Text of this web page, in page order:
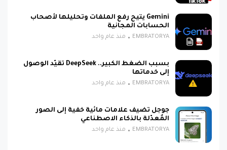
Gemini يتيح رفع الملفات وتحليلها لأصحاب
الحسابات المجانية
EMBRATORYA منذ عام واحد
بسبب الضغط الكبير.. DeepSeek تقيّد الوصول
إلى خدماتها
EMBRATORYA منذ عام واحد
جوجل تضيف علامات مائية خفية إلى الصور
المُعدّلة بالذكاء الاصطناعي
EMBRATORYA منذ عام واحد